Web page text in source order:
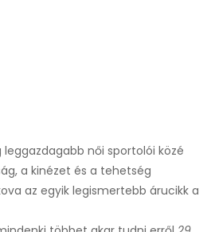
leggazdagabb női sportolói közé
a kinézet és a tehetség
az egyik legismertebb árucikk a